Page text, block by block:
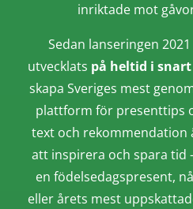
inriktade mot
Sedan lanseringen
utvecklats på heltid i
skapa Sveriges mest
plattform för presenttips
text och
att inspirera och spara tid
en födelsedagspresent,
eller årets mest